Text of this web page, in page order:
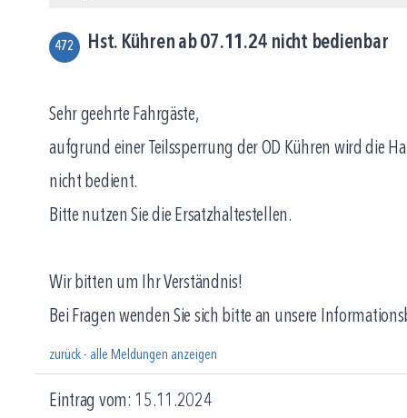
472 Hst. Kühren ab 07.11.24 nicht bedienbar
Sehr geehrte Fahrgäste,
aufgrund einer Teilssperrung der OD Kühren wird die
nicht bedient.
Bitte nutzen Sie die Ersatzhaltestellen.
Wir bitten um Ihr Verständnis!
Bei Fragen wenden Sie sich bitte an unsere
zurück - alle Meldungen anzeigen
Eintrag vom: 15.11.2024